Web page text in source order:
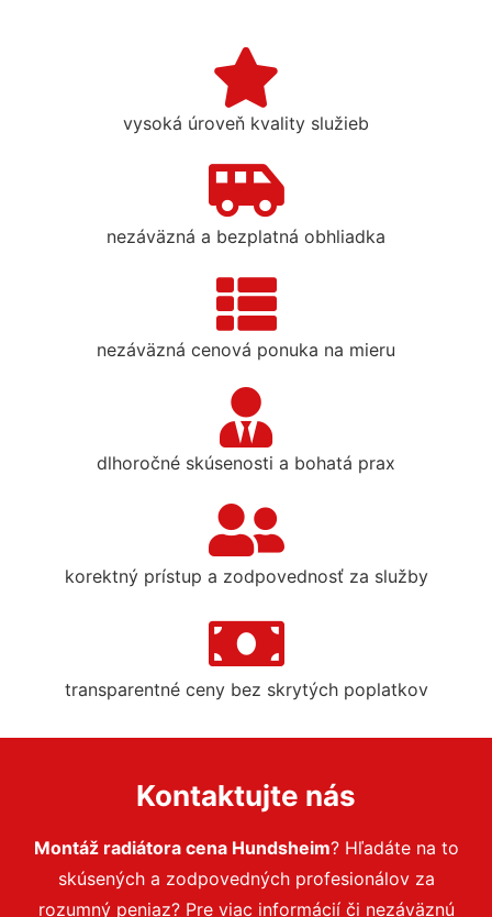
vysoká úroveň kvality služieb
nezáväzná a bezplatná obhliadka
nezáväzná cenová ponuka na mieru
dlhoročné skúsenosti a bohatá prax
korektný prístup a zodpovednosť za služby
transparentné ceny bez skrytých poplatkov
Kontaktujte nás
Montáž radiátora cena Hundsheim? Hľadáte na to
skúsených a zodpovedných profesionálov za
rozumný peniaz? Pre viac informácií či nezáväznú